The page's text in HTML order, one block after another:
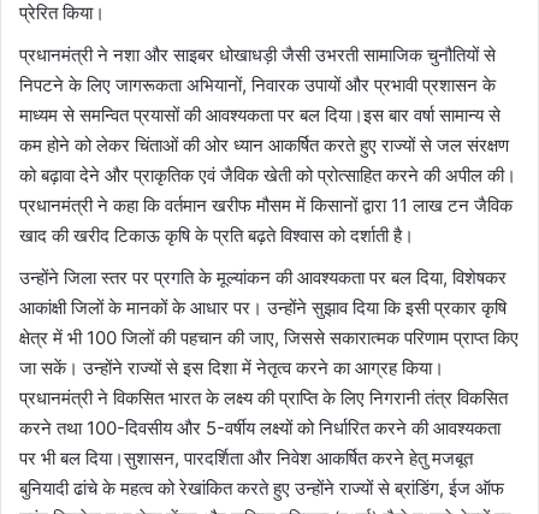
प्रेरित किया।
प्रधानमंत्री ने नशा और साइबर धोखाधड़ी जैसी उभरती सामाजिक चुनौतियों से
निपटने के लिए जागरूकता अभियानों, निवारक उपायों और प्रभावी प्रशासन के
माध्यम से समन्वित प्रयासों की आवश्यकता पर बल दिया।इस बार वर्षा सामान्य से
कम होने को लेकर चिंताओं की ओर ध्यान आकर्षित करते हुए राज्यों से जल संरक्षण
को बढ़ावा देने और प्राकृतिक एवं जैविक खेती को प्रोत्साहित करने की अपील की।
प्रधानमंत्री ने कहा कि वर्तमान खरीफ मौसम में किसानों द्वारा 11 लाख टन जैविक
खाद की खरीद टिकाऊ कृषि के प्रति बढ़ते विश्वास को दर्शाती है।
उन्होंने जिला स्तर पर प्रगति के मूल्यांकन की आवश्यकता पर बल दिया, विशेषकर
आकांक्षी जिलों के मानकों के आधार पर। उन्होंने सुझाव दिया कि इसी प्रकार कृषि
क्षेत्र में भी 100 जिलों की पहचान की जाए, जिससे सकारात्मक परिणाम प्राप्त किए
जा सकें। उन्होंने राज्यों से इस दिशा में नेतृत्व करने का आग्रह किया।
प्रधानमंत्री ने विकसित भारत के लक्ष्य की प्राप्ति के लिए निगरानी तंत्र विकसित
करने तथा 100-दिवसीय और 5-वर्षीय लक्ष्यों को निर्धारित करने की आवश्यकता
पर भी बल दिया।सुशासन, पारदर्शिता और निवेश आकर्षित करने हेतु मजबूत
बुनियादी ढांचे के महत्व को रेखांकित करते हुए उन्होंने राज्यों से ब्रांडिंग, ईज ऑफ